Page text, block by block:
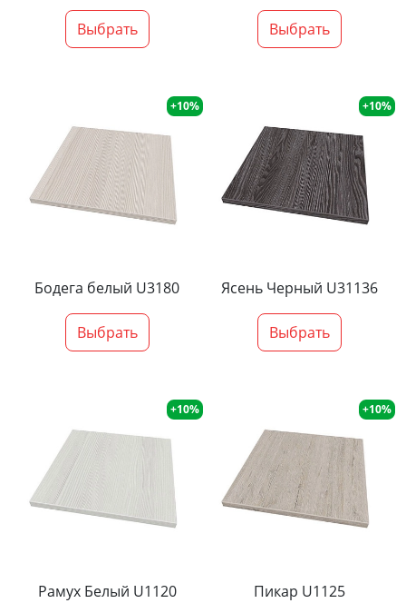
Выбрать Выбрать
+10%
Бодега белый U3180
Выбрать
+10%
Ясень Черный U31136
Выбрать
+10%
Рамух Белый U1120
+10%
Пикар U1125